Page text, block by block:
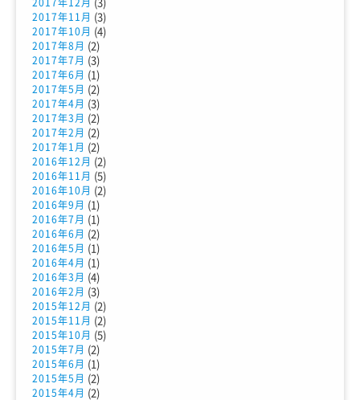
2017年11月 (3)
2017年10月 (4)
2017年8月 (2)
2017年7月 (3)
2017年6月 (1)
2017年5月 (2)
2017年4月 (3)
2017年3月 (2)
2017年2月 (2)
2017年1月 (2)
2016年12月 (2)
2016年11月 (5)
2016年10月 (2)
2016年9月 (1)
2016年7月 (1)
2016年6月 (2)
2016年5月 (1)
2016年4月 (1)
2016年3月 (4)
2016年2月 (3)
2015年12月 (2)
2015年11月 (2)
2015年10月 (5)
2015年7月 (2)
2015年6月 (1)
2015年5月 (2)
2015年4月 (2)